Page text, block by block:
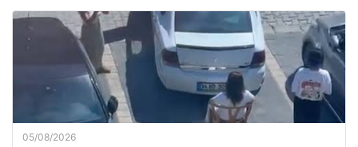
05/08/2026